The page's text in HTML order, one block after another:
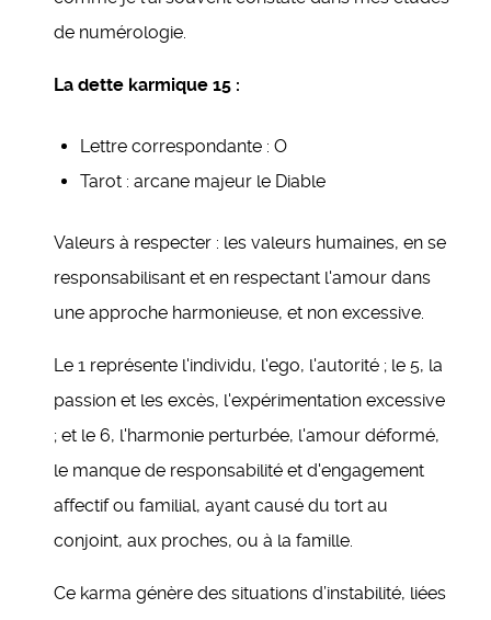
de numérologie.
La dette karmique 15 :
Lettre correspondante : O
Tarot : arcane majeur le Diable
Valeurs à respecter : les valeurs humaines, en se
responsabilisant et en respectant l'amour dans
une approche harmonieuse, et non excessive.
Le 1 représente l'individu, l'ego, l'autorité ; le 5, la
passion et les excès, l'expérimentation excessive
; et le 6, l'harmonie perturbée, l'amour déformé,
le manque de responsabilité et d'engagement
affectif ou familial, ayant causé du tort au
conjoint, aux proches, ou à la famille.
Ce karma génère des situations d’instabilité, liées